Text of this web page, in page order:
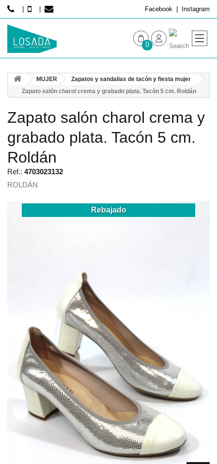
Facebook Instagram
0
HOMBRE
MUJER
Zapatos y sandalias de tacón y fiesta mujer
Zapato salón charol crema y grabado plata. Tacón 5 cm. Roldán
Zapato salón charol crema y
grabado plata. Tacón 5 cm.
Roldán
Ref.: 4703023132
ROLDÁN
Rebajado